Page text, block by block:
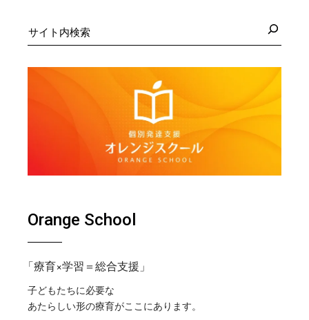
索
Orange School
「療育×学習＝総合支援」
子どもたちに必要な
あたらしい形の療育がここにあります。